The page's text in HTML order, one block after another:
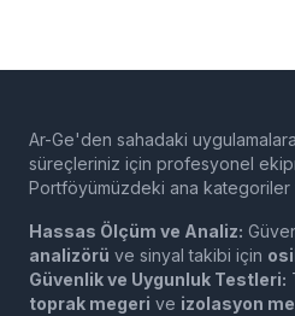
Ar-Ge'den sahadaki
süreçleriniz için profesyonel
Portföyümüzdeki ana kategoriler
Hassas Ölçüm ve Analiz:
analizörü ve sinyal takibi için
Güvenlik ve Uygunluk Testleri:
toprak megeri ve izolasyon